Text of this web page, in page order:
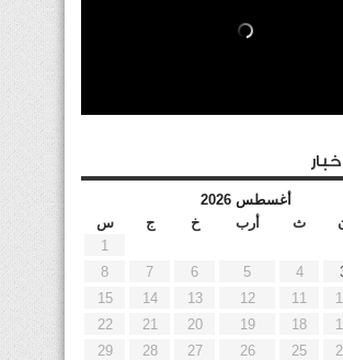
أغسطس 2026
ث أرب خ ج
س
1
4
5
6
7
8
11
12
13
14
15
18
19
20
21
22
25
26
27
28
29